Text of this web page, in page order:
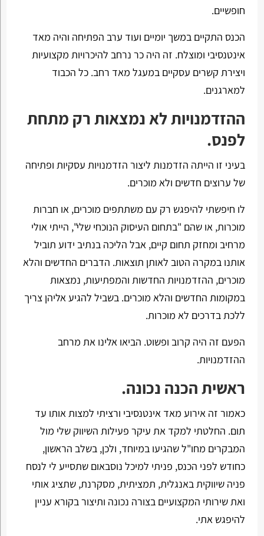
חופשיים.
הכנס התקיים במשך יומיים ועוד ערב הפתיחה והיה מאד
אינטנסיבי ומוצלח. זה היה כר נרחב להיכרויות מקצועיות
ויצירת קשרים עסקיים במעגל מאד רחב. כל הכבוד
למארגנים.
ההזדמנויות לא נמצאות רק מתחת
לפנס.
בעיני זו הייתה הזדמנות ליצור הזדמנויות עסקיות ופתיחה
של ערוצים חדשים ולא מוכרים.
לו חיפשתי להיפגש רק עם משתתפים מוכרים, או חברות
מוכרות, או שהם "בתחום העיסוק הנוכחי שלי", הייתי אולי
מרחיב ומחזק תחום קיים, אבל הליכה בנתיב ידוע תוביל
אותנו במקרה הטוב לאותן תוצאות. הדברים החדשים והלא
מוכרים, ההזדמנויות החדשות והמפתיעות, נמצאות
במקומות החדשים והלא מוכרים. בשביל להגיע אליהן צריך
ללכת בדרכים לא מוכרות.
הפעם זה היה קרוב ופשוט. הביאו אלינו את מרחב
ההזדמנויות.
ראשית הכנה נכונה.
כאמור זה אירוע מאד אינטנסיבי ורציתי למצות אותו עד
תום. החלטתי למקד את עיקר פעילות השיווק שלי מול
המבקרים מחו"ל שהגיעו במיוחד, ולכן, בשלב הראשון,
כחודש לפני הכנס, פניתי למיכל נוסבאום שתסייע לי לנסח
פניה שיווקית באנגלית, תמציתית, מסקרנת, שתציג אותי
ואת שירותי המקצועיים בצורה נכונה ותיצור בקורא עניין
להיפגש אתי.